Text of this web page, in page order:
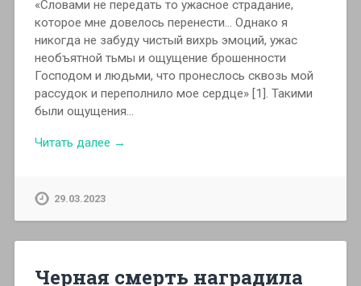
«Словами не передать то ужасное страдание,
которое мне довелось перенести… Однако я
никогда не забуду чистый вихрь эмоций, ужас
необъятной тьмы и ощущение брошенности
Господом и людьми, что пронеслось сквозь мой
рассудок и переполнило мое сердце» [1]. Такими
были ощущения…
Читать далее →
29.03.2023
Черная смерть наградила